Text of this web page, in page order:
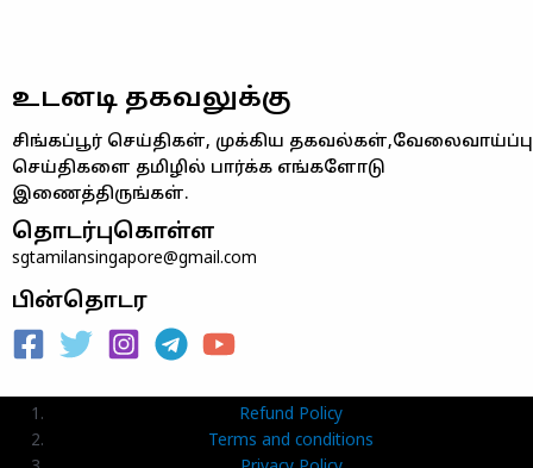
உடனடி தகவலுக்கு
சிங்கப்பூர் செய்திகள், முக்கிய தகவல்கள்,வேலைவாய்ப்பு
செய்திகளை தமிழில் பார்க்க எங்களோடு
இணைத்திருங்கள்.
தொடர்புகொள்ள
sgtamilansingapore@gmail.com
பின்தொடர
Refund Policy
Terms and conditions